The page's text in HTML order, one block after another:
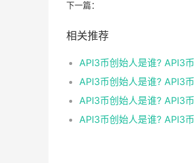
下一篇：
相关推荐
API3币创始人是谁? API3
API3币创始人是谁? API3
API3币创始人是谁? API3
API3币创始人是谁? API3